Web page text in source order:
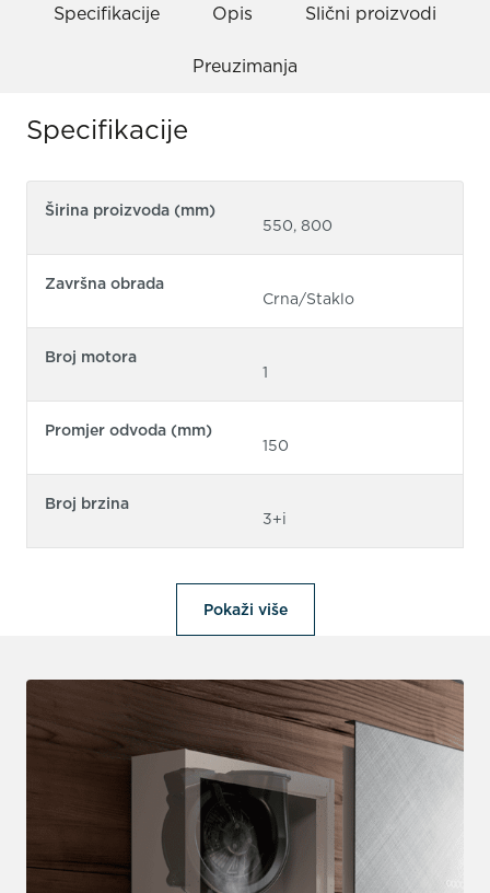
Specifikacije Opis Slični proizvodi
Preuzimanja
Specifikacije
Širina proizvoda (mm)
550, 800
Završna obrada
Crna/Staklo
Broj motora
1
Promjer odvoda (mm)
150
Broj brzina
3+i
Pokaži više